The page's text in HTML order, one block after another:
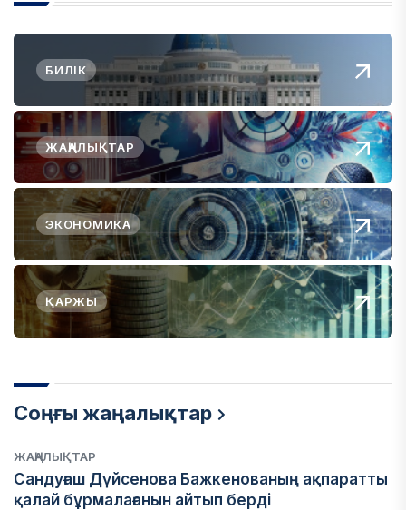
БИЛІК
ЖАҢАЛЫҚТАР
ЭКОНОМИКА
ҚАРЖЫ
Соңғы жаңалықтар
ЖАҢАЛЫҚТАР
Сандуғаш Дүйсенова Бажкенованың ақпаратты
қалай бұрмалағанын айтып берді